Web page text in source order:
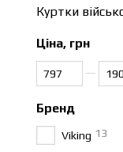
Куртки
Ціна, грн
Бренд
Viking 13